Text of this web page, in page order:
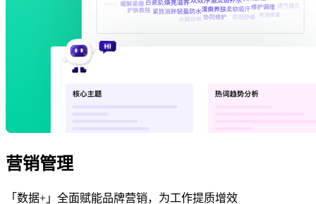
营销管理
「数据+」全面赋能品牌营销，为工作提质增效